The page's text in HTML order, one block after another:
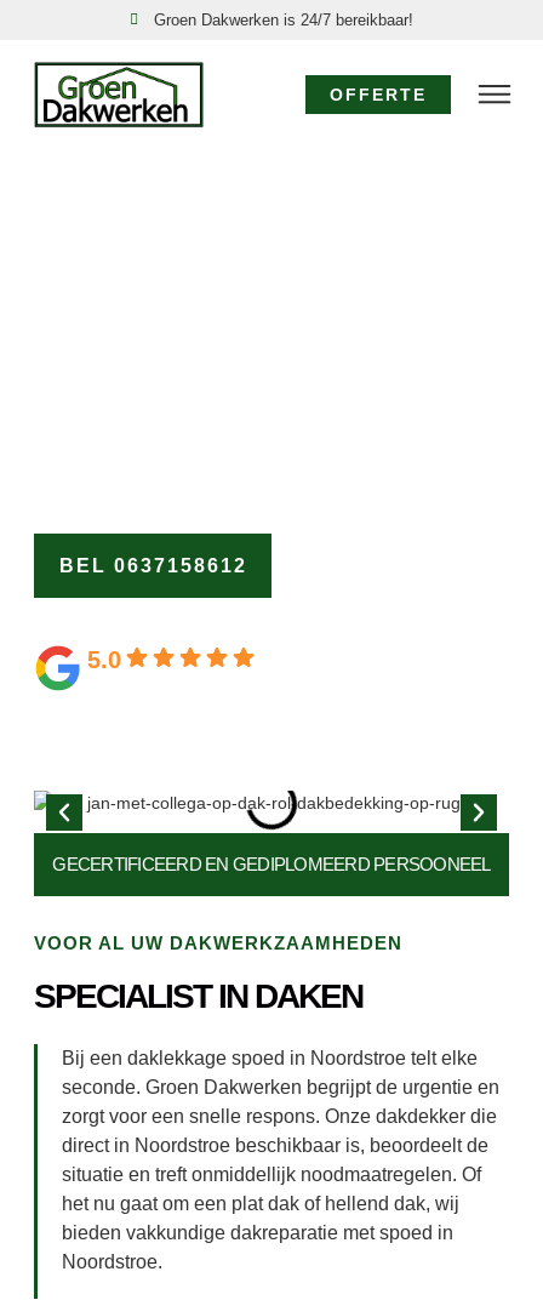
Groen Dakwerken is 24/7 bereikbaar!
OFFERTE
BEL 0637158612
5.0
GECERTIFICEERD EN GEDIPLOMEERD PERSOONEEL
VOOR AL UW DAKWERKZAAMHEDEN
SPECIALIST IN DAKEN
Bij een daklekkage spoed in Noordstroe telt elke
seconde. Groen Dakwerken begrijpt de urgentie en
zorgt voor een snelle respons. Onze dakdekker die
direct in Noordstroe beschikbaar is, beoordeelt de
situatie en treft onmiddellijk noodmaatregelen. Of
het nu gaat om een plat dak of hellend dak, wij
bieden vakkundige dakreparatie met spoed in
Noordstroe.